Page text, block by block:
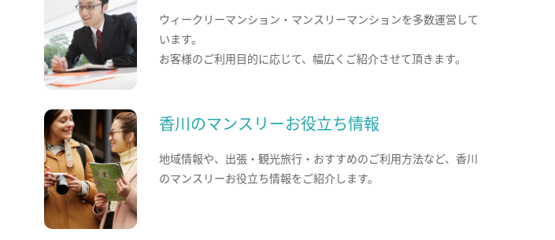
ウィークリーマンション・マンスリーマンションを多数運営して
います。
お客様のご利用目的に応じて、幅広くご紹介させて頂きます。
香川のマンスリーお役立ち情報
地域情報や、出張・観光旅行・おすすめのご利用方法など、香川
のマンスリーお役立ち情報をご紹介します。